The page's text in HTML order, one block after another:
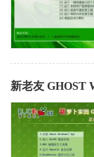
新老友 GHOST